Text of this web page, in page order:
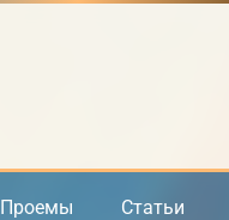
Проемы Статьи